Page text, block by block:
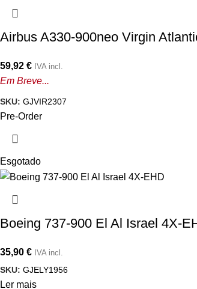
Airbus A330-900neo Virgin
59,92 € IVA incl.
Em Breve...
SKU: GJVIR2307
Pre-Order
Esgotado
Boeing 737-900 El Al Israel 4X-
35,90 € IVA incl.
SKU: GJELY1956
Ler mais